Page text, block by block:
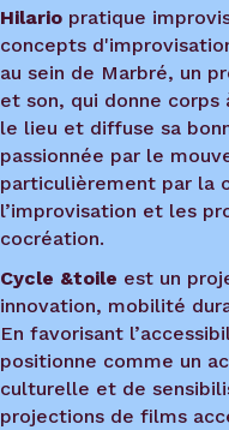
Hilario pratique
concepts
au sein de Marbré, un
et son, qui donne
le lieu et diffuse sa
passionnée par le
particulièrement par la
l’improvisation et les
cocréation.
Cycle &toile est un
innovation, mobilité
En favorisant
positionne comme un
culturelle et de
projections de films